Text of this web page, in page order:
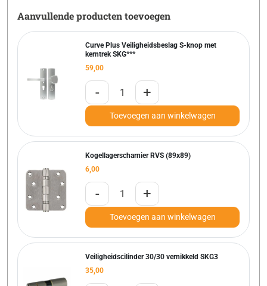
Aanvullende producten toevoegen
Curve Plus Veiligheidsbeslag S-knop met
kerntrek SKG***
59,00
- +
Toevoegen aan winkelwagen
Kogellagerscharnier RVS (89x89)
6,00
- +
Toevoegen aan winkelwagen
Veiligheidscilinder 30/30 vernikkeld SKG3
35,00